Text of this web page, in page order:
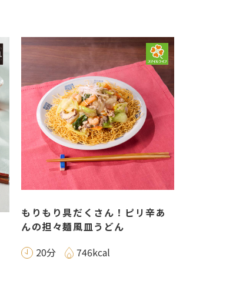
もりもり具だくさん！ピリ辛あ
んの担々麺風皿うどん
20分
746kcal